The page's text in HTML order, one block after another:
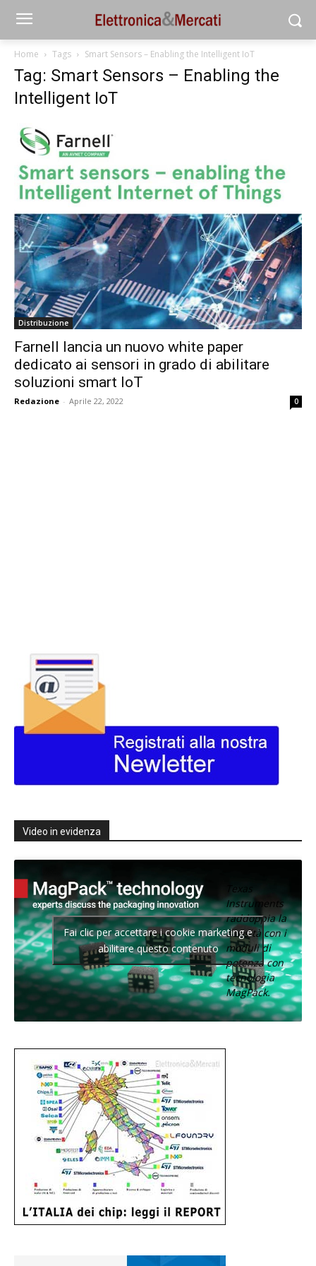
Home Tags Smart Sensors – Enabling the Intelligent IoT
Tag: Smart Sensors – Enabling the
Intelligent IoT
Distribuzione
Farnell lancia un nuovo white paper
dedicato ai sensori in grado di abilitare
soluzioni smart IoT
Redazione - Aprile 22, 2022 0
Video in evidenza
Texas
Instruments
raddoppia la
densità con i
moduli di
potenza con
tecnologia
MagPack.
Fai clic per accettare i cookie marketing e
abilitare questo contenuto